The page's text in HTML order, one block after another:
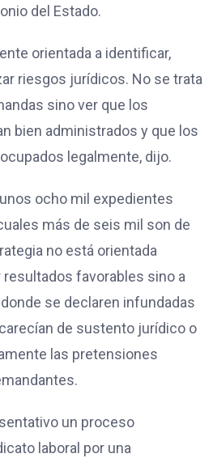
del Estado.
orientada a identificar,
riesgos jurídicos. No se trata
sino ver que los
bien administrados y que los
legalmente, dijo.
ocho mil expedientes
más de seis mil son de
no está orientada
favorables sino a
se declaren infundadas
de sustento jurídico o
las pretensiones
un proceso
laboral por una